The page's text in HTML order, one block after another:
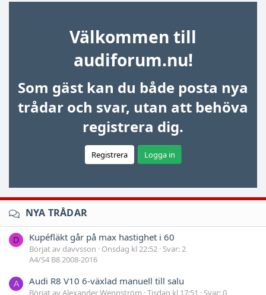
Välkommen till
audiforum.nu!
Som gäst kan du både posta nya
trådar och svar, utan att behöva
registrera dig.
Registrera Logga in
NYA TRÅDAR
D Kupéfläkt går på max hastighet i 60
Börjat av davvsson Onsdag kl 22:52 Svar: 2
A4/S4 B8 2008-2016
A Audi R8 V10 6-växlad manuell till salu
Börjat av Alexander Wennström Tisdag kl 17:51
Svar: 0